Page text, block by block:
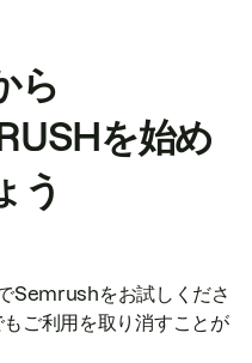
ら
を始め
う
Semrushをお試しくださ
ご利用を取り消すことが